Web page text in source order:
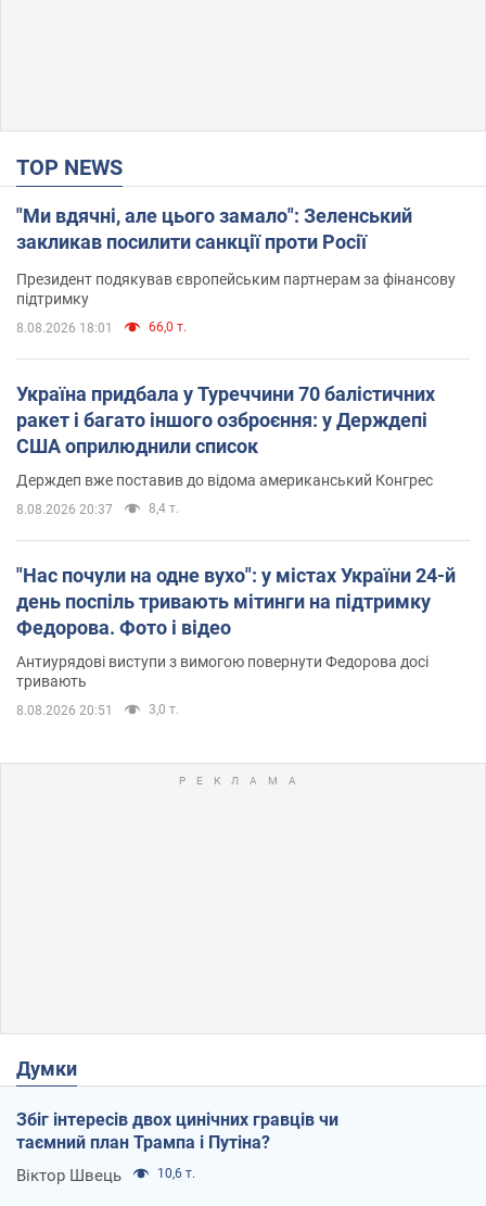
TOP NEWS
"Ми вдячні, але цього замало": Зеленський
закликав посилити санкції проти Росії
Президент подякував європейським партнерам за фінансову
підтримку
8.08.2026 18:01 66,0 т.
Україна придбала у Туреччини 70 балістичних
ракет і багато іншого озброєння: у Держдепі
США оприлюднили список
Держдеп вже поставив до відома американський Конгрес
8.08.2026 20:37 8,4 т.
"Нас почули на одне вухо": у містах України 24-й
день поспіль тривають мітинги на підтримку
Федорова. Фото і відео
Антиурядові виступи з вимогою повернути Федорова досі
тривають
8.08.2026 20:51 3,0 т.
Думки
Збіг інтересів двох цинічних гравців чи
таємний план Трампа і Путіна?
Віктор Швець 10,6 т.